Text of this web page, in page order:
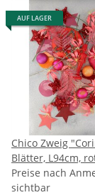
AUF LAGER
Chico Zweig
Blätter, L94cm,
Preise nach
sichtbar